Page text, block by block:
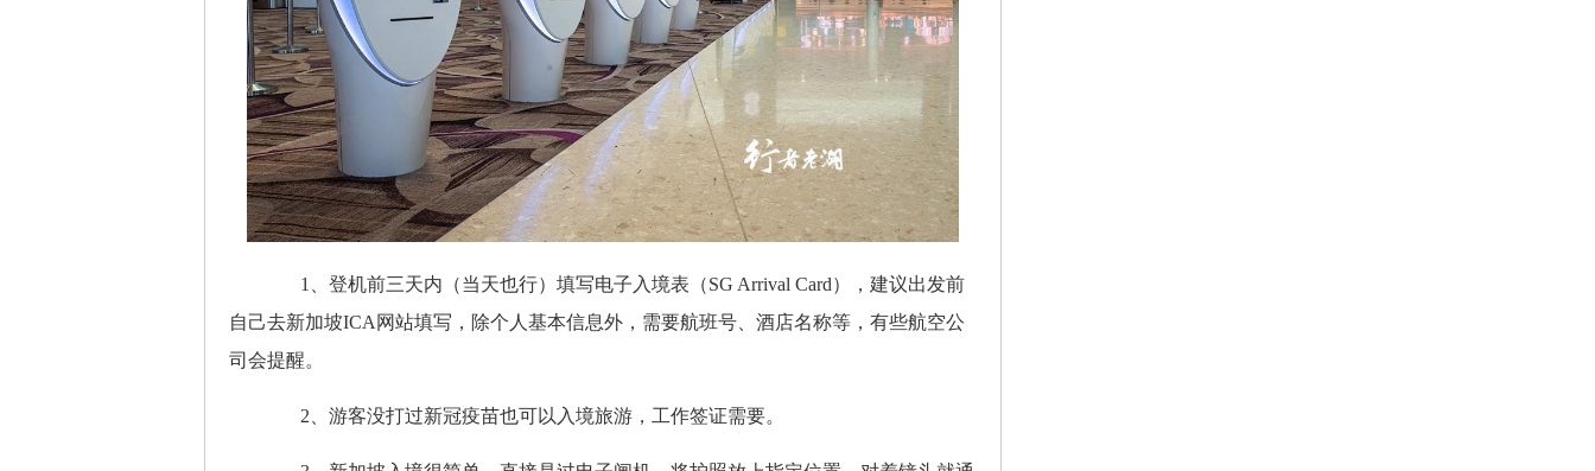
1、登机前三天内（当天也行）填写电子入境表（SG Arrival Card），建议出发前
自己去新加坡ICA网站填写，除个人基本信息外，需要航班号、酒店名称等，有些航空公
司会提醒。
2、游客没打过新冠疫苗也可以入境旅游，工作签证需要。